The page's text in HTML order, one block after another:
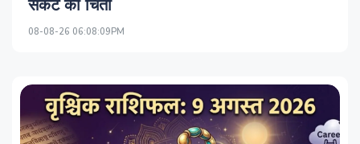
संकट की चिंता
08-08-26 06:08:09PM